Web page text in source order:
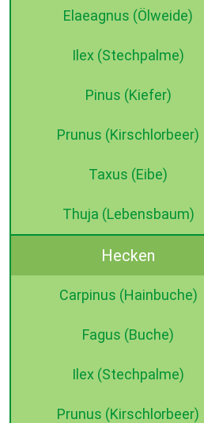
Elaeagnus (Ölweide)
Ilex (Stechpalme)
Pinus (Kiefer)
Prunus (Kirschlorbeer)
Taxus (Eibe)
Thuja (Lebensbaum)
Hecken
Carpinus (Hainbuche)
Fagus (Buche)
Ilex (Stechpalme)
Prunus (Kirschlorbeer)